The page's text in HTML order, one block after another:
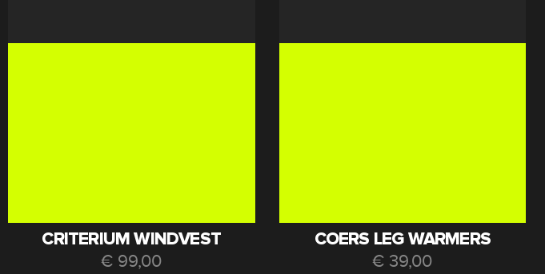
CRITERIUM WINDVEST
€ 99,00
COERS LEG WARMERS
€ 39,00